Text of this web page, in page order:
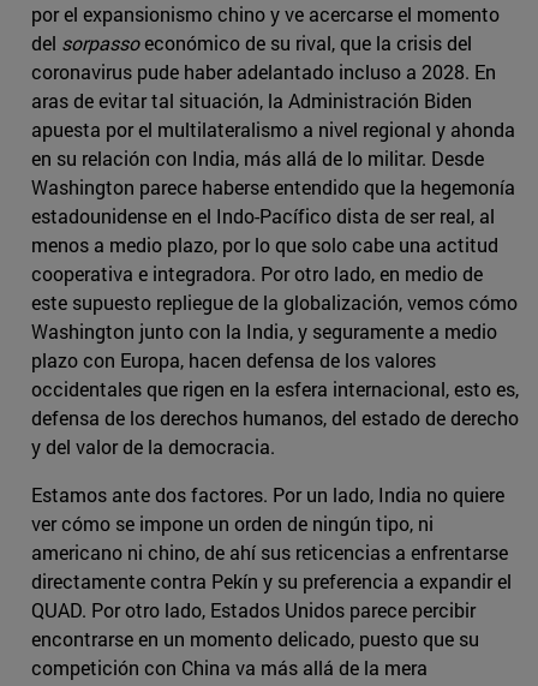
por el expansionismo chino y ve acercarse el momento
del sorpassoeconómico de su rival, que la crisis del
coronavirus pude haber adelantado incluso a 2028. En
aras de evitar tal situación, la Administración Biden
apuesta por el multilateralismo a nivel regional y ahonda
en su relación con India, más allá de lo militar. Desde
Washington parece haberse entendido que la hegemonía
estadounidense en el Indo-Pacífico dista de ser real, al
menos a medio plazo, por lo que solo cabe una actitud
cooperativa e integradora. Por otro lado, en medio de
este supuesto repliegue de la globalización, vemos cómo
Washington junto con la India, y seguramente a medio
plazo con Europa, hacen defensa de los valores
occidentales que rigen en la esfera internacional, esto es,
defensa de los derechos humanos, del estado de derecho
y del valor de la democracia.
Estamos ante dos factores. Por un lado, India no quiere
ver cómo se impone un orden de ningún tipo, ni
americano ni chino, de ahí sus reticencias a enfrentarse
directamente contra Pekín y su preferencia a expandir el
QUAD. Por otro lado, Estados Unidos parece percibir
encontrarse en un momento delicado, puesto que su
competición con China va más allá de la mera